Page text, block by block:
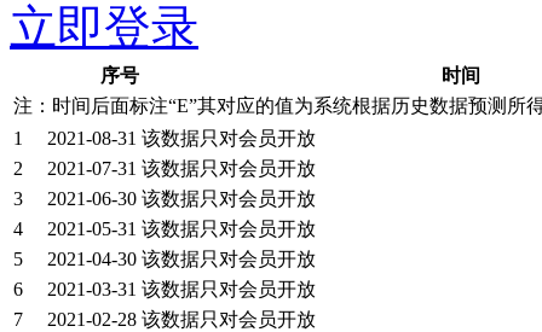
立即登录
序号
时间
注：时间后面标注“E”其对应的值为系统根据历史数据预测所
1
2021-08-31 该数据只对会员开放
2
2021-07-31 该数据只对会员开放
3
2021-06-30 该数据只对会员开放
4
2021-05-31 该数据只对会员开放
5
2021-04-30 该数据只对会员开放
6
2021-03-31 该数据只对会员开放
7
2021-02-28 该数据只对会员开放